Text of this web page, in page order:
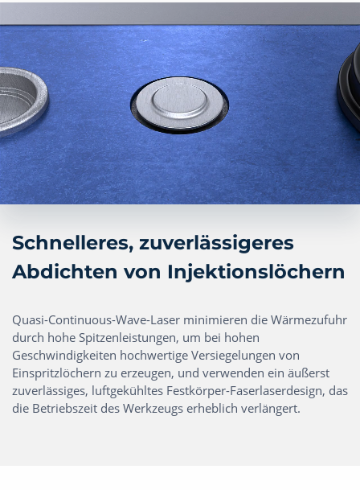
Schnelleres, zuverlässigeres
Abdichten von Injektionslöchern
Quasi-Continuous-Wave-Laser minimieren die Wärmezufuhr
durch hohe Spitzenleistungen, um bei hohen
Geschwindigkeiten hochwertige Versiegelungen von
Einspritzlöchern zu erzeugen, und verwenden ein äußerst
zuverlässiges, luftgekühltes Festkörper-Faserlaserdesign, das
die Betriebszeit des Werkzeugs erheblich verlängert.